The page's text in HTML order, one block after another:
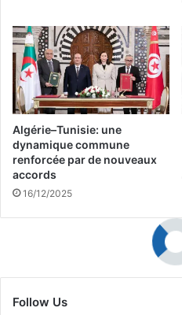
ت
ت
ر
و
ح
ب
ي
ن
2
0
ا
"
؟
.
أ
و
ا
ل
ت
ل
ا
ذ
Algérie–Tunisie: une
dynamique commune
renforcée par de nouveaux
accords
16/12/2025
Follow Us